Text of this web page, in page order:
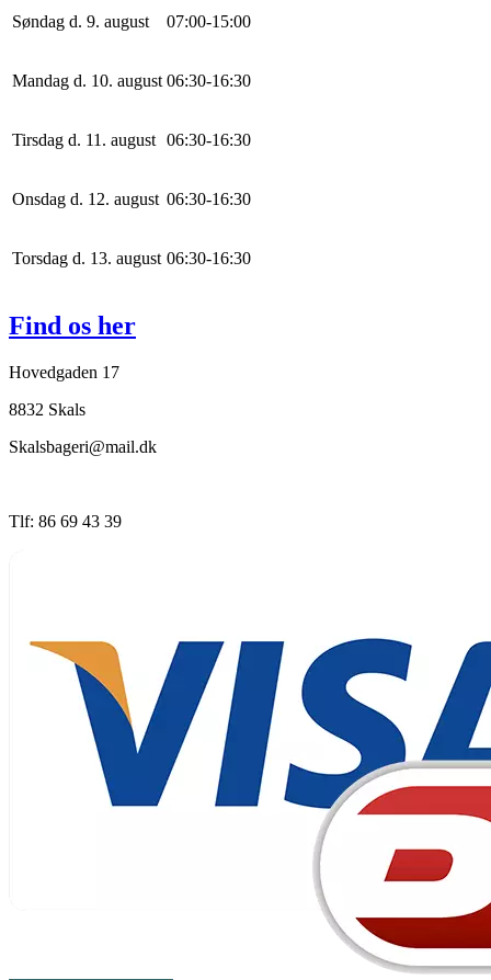
Søndag d. 9. august 07:00-15:00
Mandag d. 10. august 06:30-16:30
Tirsdag d. 11. august 06:30-16:30
Onsdag d. 12. august 06:30-16:30
Torsdag d. 13. august 06:30-16:30
Find os her
Hovedgaden 17
8832 Skals
Skalsbageri@mail.dk
Tlf: 86 69 43 39